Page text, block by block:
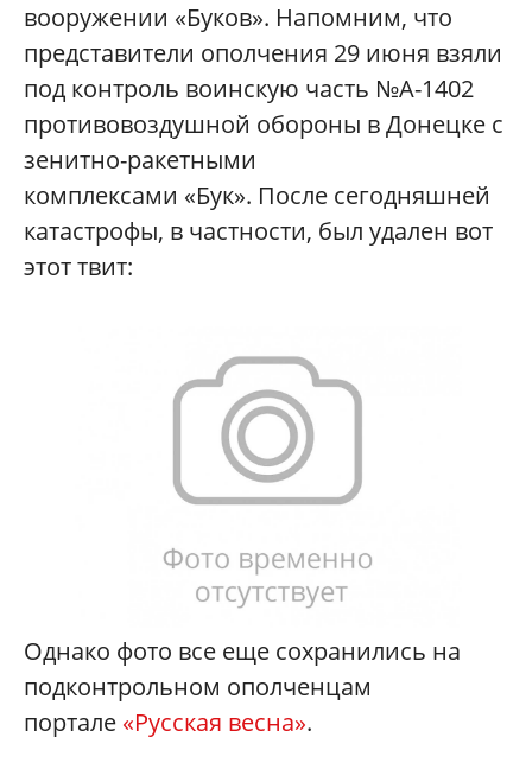
вооружении «Буков». Напомним, что
представители ополчения 29 июня взяли
под контроль воинскую часть №А-1402
противовоздушной обороны в Донецке с
зенитно-ракетными
комплексами «Бук». После сегодняшней
катастрофы, в частности, был удален вот
этот твит:
Однако фото все еще сохранились на
подконтрольном ополченцам
портале «Русская весна».